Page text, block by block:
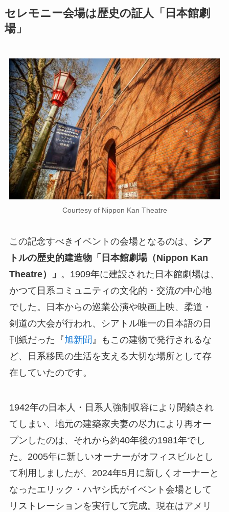
セレモニー会場は歴史の証人「日本館劇
場」
Courtesy of Nippon Kan Theatre
この記念すべきイベントの会場となるのは、
シア
トルの歴史的建造物「日本館劇場（Nippon Kan
Theatre）」 。1909年に建設された日本館劇場は、
かつて日系コミュニティの文化的・交流の中心地
でした。日本からの巡業公演や映画上映、柔道・
剣道の大会が行われ、シアトル唯一の日本語の日
刊紙だった『旭新聞 』もこの建物で発行されるな
ど、日系移民の生活を支える大切な場所として存
在していたのです。
1942年の日本人・日系人強制収容により閉鎖され
てしまい、地元の建築家夫妻の尽力により再オー
プンしたのは、それから約40年後の1981年でし
た。2005年に新しいオーナーがオフィスビルとし
て利用しましたが、2024年5月に新しくオーナーと
なったエリック・ハヤシ氏がイベント会場として
リストレーションを実行して完成。現在はアメリ